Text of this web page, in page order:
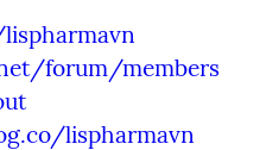
forum/members
lispharmavn